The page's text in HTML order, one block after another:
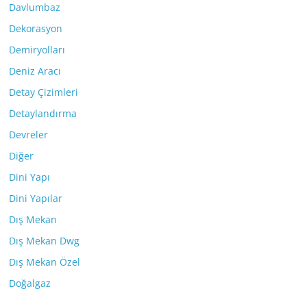
Davlumbaz
Dekorasyon
Demiryolları
Deniz Aracı
Detay Çizimleri
Detaylandırma
Devreler
Diğer
Dini Yapı
Dini Yapılar
Dış Mekan
Dış Mekan Dwg
Dış Mekan Özel
Doğalgaz